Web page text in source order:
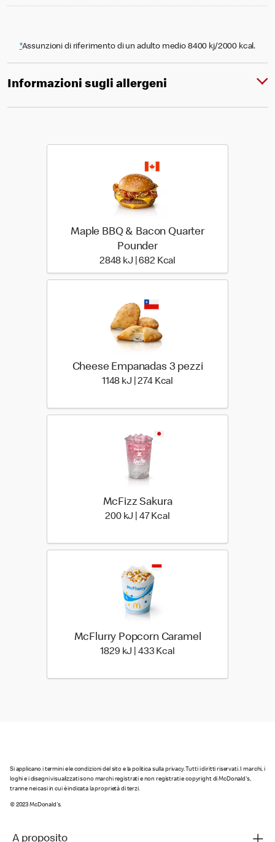
*Assunzioni di riferimento di un adulto medio 8400 kj/2000 kcal.
Informazioni sugli allergeni
Maple BBQ & Bacon Quarter
Pounder
2848 kJ | 682 Kcal
Cheese Empanadas 3 pezzi
1148 kJ | 274 Kcal
McFizz Sakura
200 kJ | 47 Kcal
McFlurry Popcorn Caramel
1829 kJ | 433 Kcal
Si applicano i termini e le condizioni del sito e la politica sulla privacy. Tutti i diritti riservati. I marchi, i
loghi e i disegni visualizzati sono marchi registrati e non registrati e copyright di McDonald's,
tranne nei casi in cui è indicata la proprietà di terzi.
© 2023 McDonald's.
A proposito